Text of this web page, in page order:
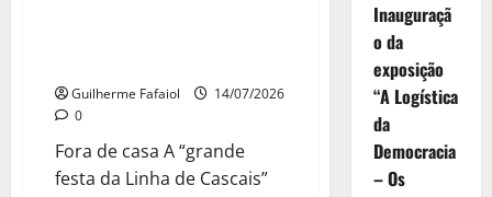
Guilherme Fafaiol
14/07/2026
0
Fora de casa A “grande
festa da Linha de Cascais”
Inauguraçã
o da
exposição
“A Logística
da
Democracia
– Os